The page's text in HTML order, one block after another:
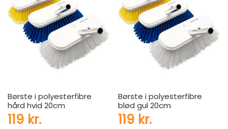
Børste i polyesterfibre
hård hvid 20cm
119 kr.
Børste i polyesterfibre
blød gul 20cm
119 kr.